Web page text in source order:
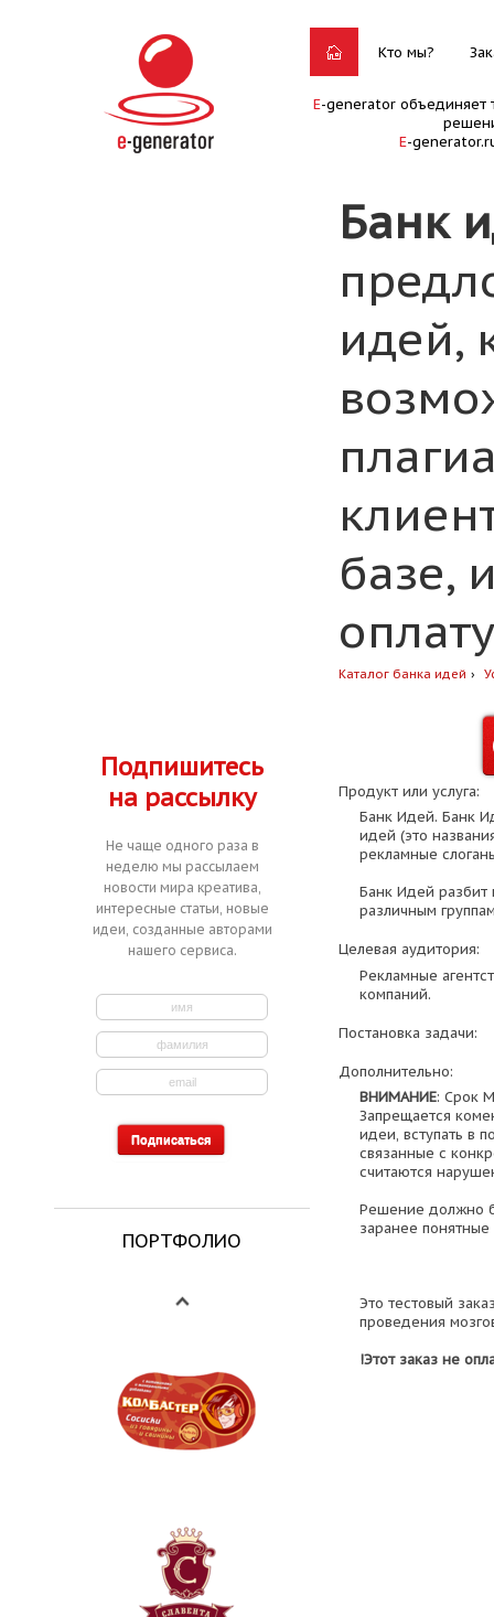
Кто мы?
E-generator объединяет
E-
Банк
идей,
базе,
Каталог банка идей
Подпишитесь
на рассылку
Не чаще одного раза в
неделю мы рассылаем
новости мира креатива,
интересные статьи, новые
идеи, созданные авторами
нашего сервиса.
ПОРТФОЛИО
Продукт или услуга:
Банк Идей. Банк
идей (это
рекламные
Банк Идей
различным
Целевая аудитория:
Рекламные
компаний.
Постановка задачи:
Дополнительно:
ВНИМАНИЕ: Срок
Запрещается
идеи, вступать в
связанные с
считаются
Решение должно
заранее
Это тестовый
проведения
!Этот заказ не